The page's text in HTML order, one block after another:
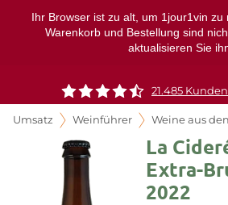
Ihr Browser ist zu alt, um 1jour1vin zu
Warenkorb und Bestellung sind
aktualisieren Sie
21.485
Umsatz Weinführer Weine aus
La
Extra-
2022